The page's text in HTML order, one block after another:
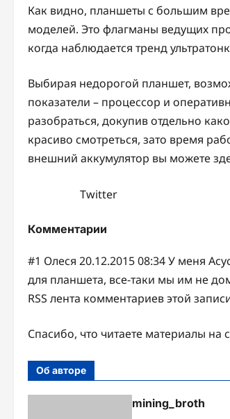
Как видно, планшеты с большим
моделей. Это флагманы ведущих
когда наблюдается тренд
Выбирая недорогой планшет,
показатели – процессор и
разобраться, докупив отдельно
красиво смотреться, зато время
внешний аккумулятор вы можете
Twitter
Комментарии
#1 Олеся 20.12.2015 08:34 У меня
для планшета, все-таки мы им не
RSS лента комментариев этой
Спасибо, что читаете материалы на
Об авторе
mining_broth